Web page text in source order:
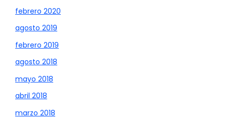
febrero 2020
agosto 2019
febrero 2019
agosto 2018
mayo 2018
abril 2018
marzo 2018